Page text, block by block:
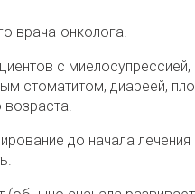
врача-онколога.
с миелосупрессией,
стоматитом, диареей,
до начала лечения